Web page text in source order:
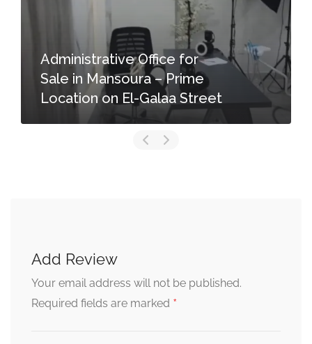
Administrative Office for
Sale in Mansoura – Prime
Location on El-Galaa Street
Add Review
Your email address will not be published.
Required fields are marked *